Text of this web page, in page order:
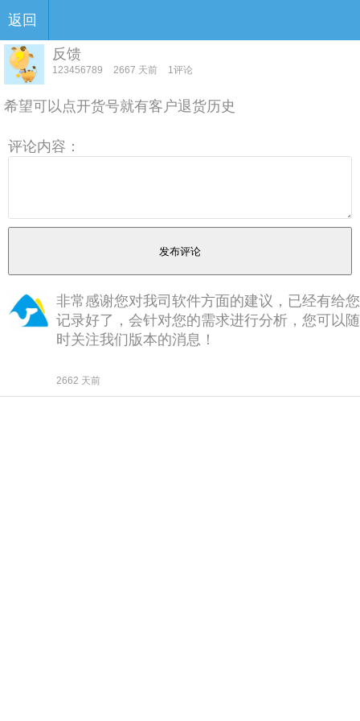
返回
反馈
123456789 2667 天前 1评论
希望可以点开货号就有客户退货历史
评论内容：
非常感谢您对我司软件方面的建议，已经有给您
记录好了，会针对您的需求进行分析，您可以随
时关注我们版本的消息！
2662 天前